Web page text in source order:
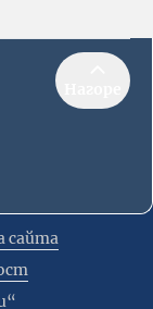
сайта